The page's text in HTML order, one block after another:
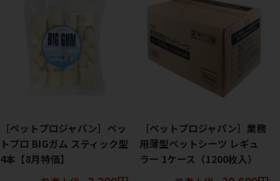
［ペットプロジャパン］ペッ
トプロ BIGガム スティック型
4本【8月特価】
［ペットプロジャパン］業務
用薄型ペットシーツ レギュ
ラー 1ケース（1200枚入）